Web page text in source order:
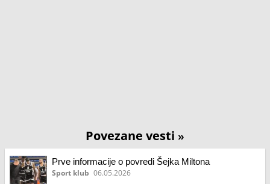
Povezane vesti »
Prve informacije o povredi Šejka Miltona
Sport klub 06.05.2026